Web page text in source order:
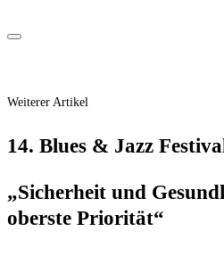
Weiterer Artikel
14. Blues & Jazz
„Sicher­heit und
obers­te Priorität“